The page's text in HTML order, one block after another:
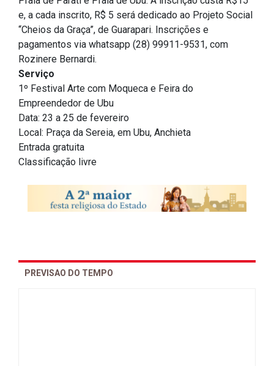
e, a cada inscrito, R$ 5 será dedicado ao Projeto Social
“Cheios da Graça”, de Guarapari. Inscrições e
pagamentos via whatsapp (28) 99911-9531, com
Rozinere Bernardi.
Serviço
1º Festival Arte com Moqueca e Feira do
Empreendedor de Ubu
Data: 23 a 25 de fevereiro
Local: Praça da Sereia, em Ubu, Anchieta
Entrada gratuita
Classificação livre
PREVISAO DO TEMPO